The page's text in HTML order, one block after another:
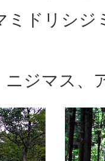
ミドリシ
ニジマス、